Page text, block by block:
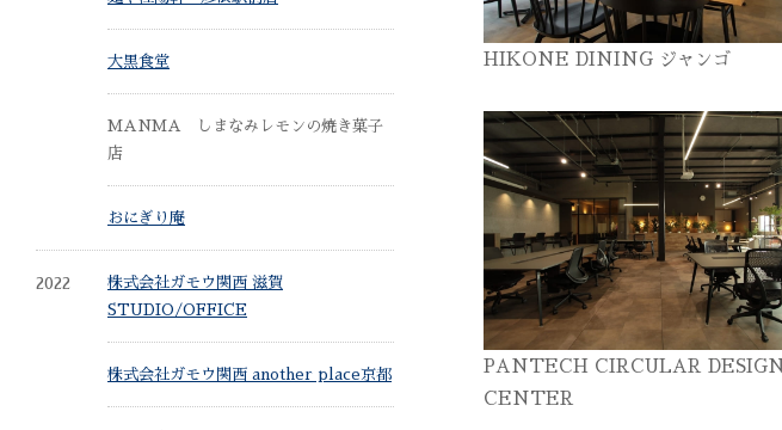
大黒食堂
MANMA しまなみレモンの焼き菓子
店
おにぎり庵
2022
株式会社ガモウ関西 滋賀
STUDIO/OFFICE
株式会社ガモウ関西 another place京都
HIKONE DINING ジャンゴ
PANTECH CIRCULAR DESIGN
CENTER